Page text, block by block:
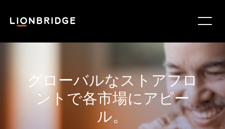
グローバルなストアフロ
ントで各市場にアピー
ル。